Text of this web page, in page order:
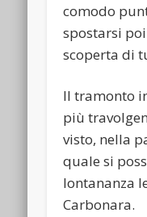
comodo
spostarsi
scoperta di
Il tramonto
più
visto, nella
quale si
lontananza
Carbonara.